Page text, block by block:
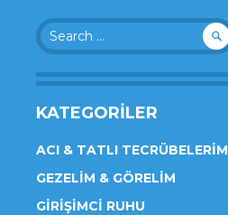
Search
for:
KATEGORILER
ACI & TATLI TECRÜBELERIM
GEZELIM & GÖRELIM
GIRIŞIMCI RUHU